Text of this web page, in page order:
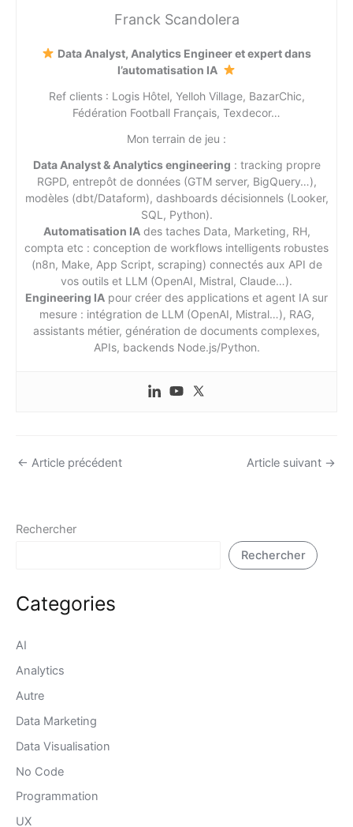
Franck Scandolera
Data Analyst, Analytics Engineer et expert dans
l’automatisation IA
Ref clients : Logis Hôtel, Yelloh Village, BazarChic,
Fédération Football Français, Texdecor…
Mon terrain de jeu :
Data Analyst & Analytics engineering : tracking propre
RGPD, entrepôt de données (GTM server, BigQuery…),
modèles (dbt/Dataform), dashboards décisionnels (Looker,
SQL, Python).
Automatisation IAdes taches Data, Marketing, RH,
compta etc : conception de workflows intelligents robustes
(n8n, Make, App Script, scraping) connectés aux API de
vos outils et LLM (OpenAI, Mistral, Claude…).
Engineering IA pour créer des applications et agent IA sur
mesure : intégration de LLM (OpenAI, Mistral…), RAG,
assistants métier, génération de documents complexes,
APIs, backends Node.js/Python.
← Article précédent Article suivant →
Rechercher
Rechercher
Categories
AI
Analytics
Autre
Data Marketing
Data Visualisation
No Code
Programmation
UX